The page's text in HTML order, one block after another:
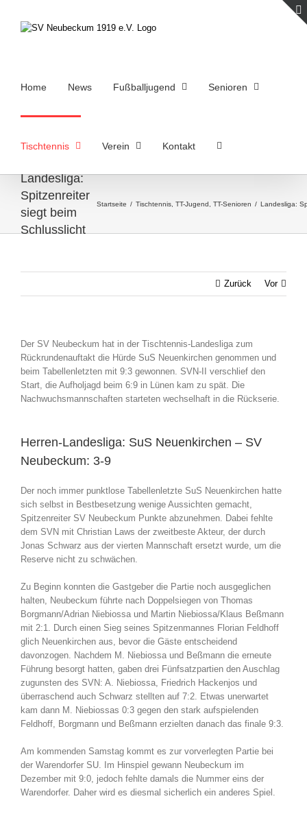
Inhalt
springen
Home News Fußballjugend Senioren
Tischtennis Verein Kontakt
Landesliga:
Spitzenreiter
siegt beim
Schlusslicht
Startseite / Tischtennis TT-Jugend TT-Senioren / Landesliga:
Zurück Vor
Der SV Neubeckum hat in der Tischtennis-Landesliga zum
Rückrundenauftakt die Hürde SuS Neuenkirchen genommen und
beim Tabellenletzten mit 9:3 gewonnen. SVN-II verschlief den
Start, die Aufholjagd beim 6:9 in Lünen kam zu spät. Die
Nachwuchsmannschaften starteten wechselhaft in die Rückserie.
Herren-Landesliga: SuS Neuenkirchen – SV
Neubeckum: 3-9
Der noch immer punktlose Tabellenletzte SuS Neuenkirchen hatte
sich selbst in Bestbesetzung wenige Aussichten gemacht,
Spitzenreiter SV Neubeckum Punkte abzunehmen. Dabei fehlte
dem SVN mit Christian Laws der zweitbeste Akteur, der durch
Jonas Schwarz aus der vierten Mannschaft ersetzt wurde, um die
Reserve nicht zu schwächen.
Zu Beginn konnten die Gastgeber die Partie noch ausgeglichen
halten, Neubeckum führte nach Doppelsiegen von Thomas
Borgmann/Adrian Niebiossa und Martin Niebiossa/Klaus Beßmann
mit 2:1. Durch einen Sieg seines Spitzenmannes Florian Feldhoff
glich Neuenkirchen aus, bevor die Gäste entscheidend
davonzogen. Nachdem M. Niebiossa und Beßmann die erneute
Führung besorgt hatten, gaben drei Fünfsatzpartien den Auschlag
zugunsten des SVN: A. Niebiossa, Friedrich Hackenjos und
überraschend auch Schwarz stellten auf 7:2. Etwas unerwartet
kam dann M. Niebiossas 0:3 gegen den stark aufspielenden
Feldhoff, Borgmann und Beßmann erzielten danach das finale 9:3.
Am kommenden Samstag kommt es zur vorverlegten Partie bei
der Warendorfer SU. Im Hinspiel gewann Neubeckum im
Dezember mit 9:0, jedoch fehlte damals die Nummer eins der
Warendorfer. Daher wird es diesmal sicherlich ein anderes Spiel.